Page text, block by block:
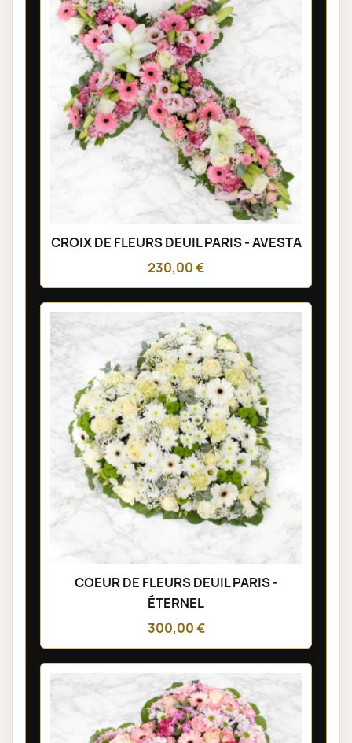
CROIX DE FLEURS DEUIL PARIS - AVESTA
230,00 €
COEUR DE FLEURS DEUIL PARIS -
ÉTERNEL
300,00 €